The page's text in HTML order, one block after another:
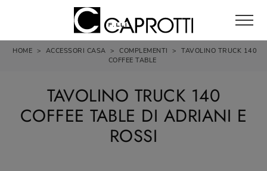
HOME > ACCESSORI CASA > COMPLEMENTI > TAVOLINO TRUCK 140
COFFEE TABLE
TAVOLINO TRUCK 140
COFFEE TABLE DI ADRIANI E
ROSSI